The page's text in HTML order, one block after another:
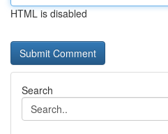
HTML is disabled
Search